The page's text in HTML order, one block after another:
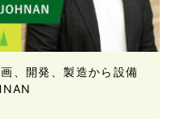
、開発、製造から設備